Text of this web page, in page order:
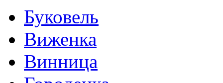
Буковель
Виженка
Винница